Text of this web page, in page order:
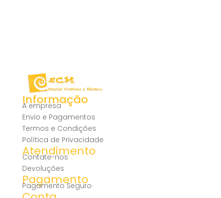
Informação
A empresa
Envio e Pagamentos
Termos e Condições
Política de Privacidade
Atendimento
Contate-nos
Devoluções
Pagamento
Pagamento Seguro